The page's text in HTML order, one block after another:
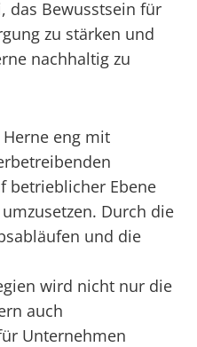
das Bewusstsein für
zu stärken und
nachhaltig zu
eng mit
betrieblicher Ebene
Durch die
und die
wird nicht nur die
auch
Unternehmen